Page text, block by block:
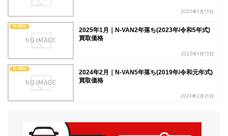
2025年1月13日
N-VAN
2025年1月｜N-VAN2年落ち(2023年/令和5年式)
買取価格
2025年1月13日
N-VAN
2024年2月｜N-VAN5年落ち(2019年/令和元年式)
買取価格
2024年2月21日